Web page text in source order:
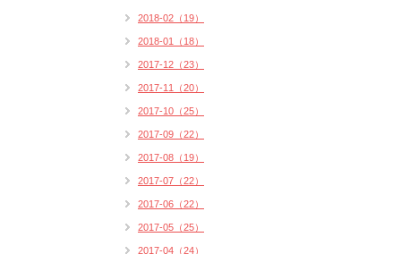
2018-02（19）
2018-01（18）
2017-12（23）
2017-11（20）
2017-10（25）
2017-09（22）
2017-08（19）
2017-07（22）
2017-06（22）
2017-05（25）
2017-04（24）